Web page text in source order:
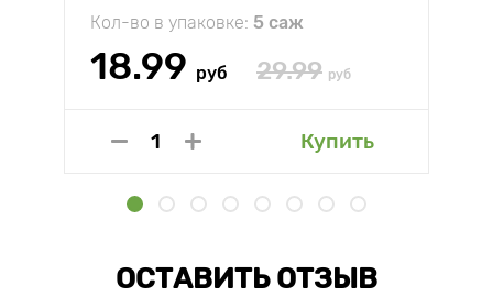
Кол-во в упаковке: 5 саж
18.99 руб 29.99 руб
Купить
ОСТАВИТЬ ОТЗЫВ